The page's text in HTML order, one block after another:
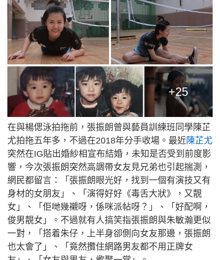
+25
在與楊偲泳拍拖前，張振朗曾與藝員訓練班同學陳芷
尤拍拖五年多，不過在2018年分手收場。最近陳芷尤
突然在IG貼出婚紗相宣布結婚，未知是否受到前度影
響，今次張振朗突然高調帶女友見兄弟也引起揣測，
網民都留言：「張振朗眼光好，找到一個有演技又有
身材的女朋友」、「演得好好《毒舌大狀》，又靚
女」、「佢哋幾襯呀，係咪派帖呀？」、「好配啊，
俊男靚女」。不過就有人搞笑指張振朗與朱敏瀚更似
一對，「搭着朱仔，上半身卻側向女友那邊，張振朗
也太會了」、「竟然攬住網路男友都不用正牌女